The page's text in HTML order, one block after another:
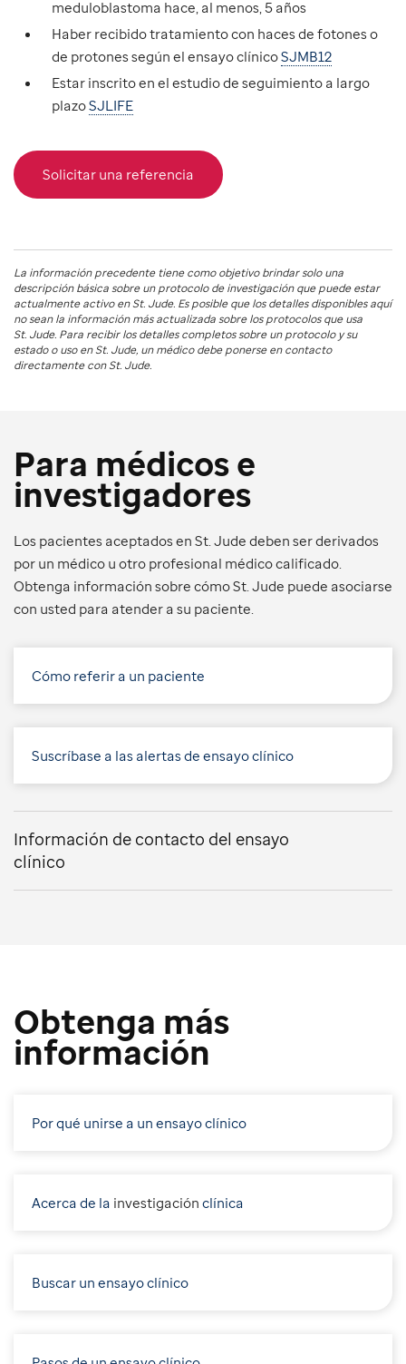
meduloblastoma hace, al menos, 5 años
Haber recibido tratamiento con haces de fotones o
de protones según el ensayo clínicoSJMB12
Estar inscrito en el estudio de seguimiento a largo
plazoSJLIFE
Solicitar una referencia
La información precedente tiene como objetivo brindar solo una
descripción básica sobre un protocolo de investigación que puede estar
actualmente activo enSt. Jude. Es posible que los detalles disponibles aquí
no sean la información más actualizada sobre los protocolos que usa
St. Jude. Para recibir los detalles completos sobre un protocolo y su
estado o uso enSt. Jude, un médico debe ponerse en contacto
directamente con St. Jude.
Para médicos e
investigadores
Los pacientes aceptados en St. Jude deben ser derivados
por un médico u otro profesional médico calificado.
Obtenga información sobre cómo St. Jude puede asociarse
con usted para atender a su paciente.
Cómo referir a un paciente
Suscríbase a las alertas de ensayo clínico
Información de contacto del ensayo
clínico
Obtenga más
información
Por qué unirse a un ensayo clínico
Acerca de la investigación clínica
Buscar un ensayo clínico